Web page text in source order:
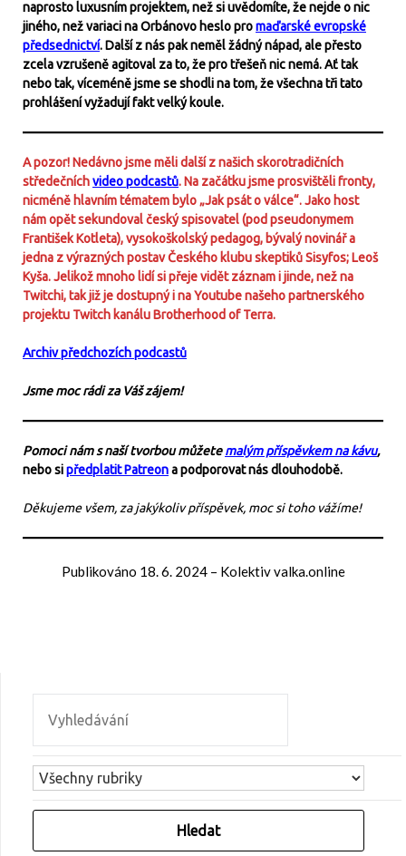
naprosto luxusním projektem, než si uvědomíte, že nejde o nic
jiného, než variaci na Orbánovo heslo promaďarské evropské
předsednictví. Další z nás pak neměl žádný nápad, ale přesto
zcela vzrušeně agitoval za to, že pro třešeň nic nemá. Ať tak
nebo tak, víceméně jsme se shodli na tom, že všechna tři tato
prohlášení vyžadují fakt velký koule.
A pozor! Nedávno jsme měli další z našich skorotradičních
středečníchvideo podcastů. Na začátku jsme prosvištěli fronty,
nicméně hlavním tématem bylo „Jak psát o válce“. Jako host
nám opět sekundoval český spisovatel (pod pseudonymem
František Kotleta), vysokoškolský pedagog, bývalý novinář a
jedna z výrazných postav Českého klubu skeptiků Sisyfos; Leoš
Kyša. Jelikož mnoho lidí si přeje vidět záznam i jinde, než na
Twitchi, tak již je dostupný i na Youtube našeho partnerského
projektu Twitch kanálu Brotherhood of Terra.
Archiv předchozích podcastů
Jsme moc rádi za Váš zájem!
Pomoci nám s naší tvorbou můžetemalým příspěvkem na kávu,
nebo sipředplatit Patreona podporovat nás dlouhodobě.
Děkujeme všem, za jakýkoliv příspěvek, moc si toho vážíme!
Publikováno 18. 6. 2024– Kolektiv valka.online